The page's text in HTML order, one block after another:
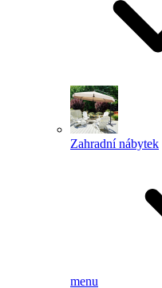
Zahradní nábytek
menu